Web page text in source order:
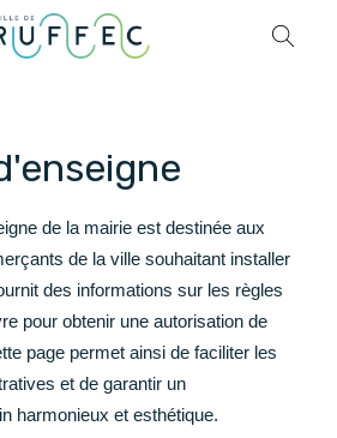
de la mairie est destinée aux
de la ville souhaitant installer
des informations sur les règles
pour obtenir une autorisation de
page permet ainsi de faciliter les
et de garantir un
harmonieux et esthétique.